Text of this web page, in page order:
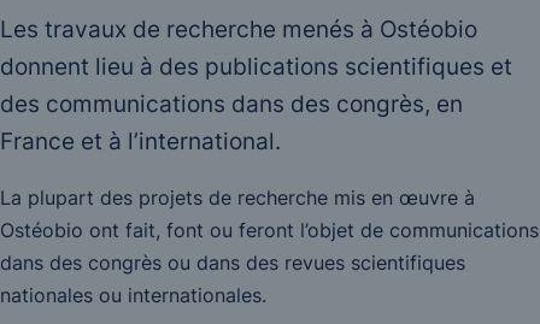
Les travaux de recherche menés à Ostéobio
donnent lieu à des publications scientifiques et
des communications dans des congrès, en
France et à l’international.
La plupart des projets de recherche mis en œuvre à
Ostéobio ont fait, font ou feront l’objet de communications
dans des congrès ou dans des revues scientifiques
nationales ou internationales.